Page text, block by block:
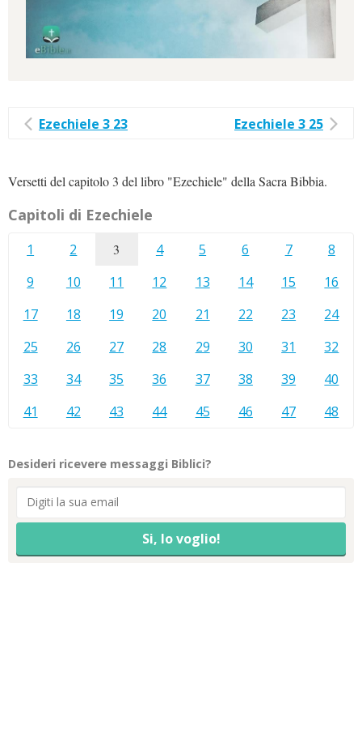
Ezechiele 3 23 Ezechiele 3 25
Versetti del capitolo 3 del libro "Ezechiele" della Sacra Bibbia.
Capitoli di Ezechiele
1 2 3 4 5 6 7
8
9
10 11 12 13 14 15
16
17
18 19 20 21 22 23
24
25
26 27 28 29 30 31
32
33
34 35 36 37 38 39
40
41
42 43 44 45 46 47 48
Desideri ricevere messaggi Biblici?